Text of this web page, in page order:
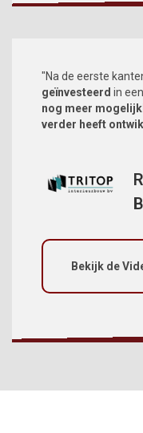
"Na de eerste
geïnvesteerd in
nog meer
verder heeft
Bekijk de